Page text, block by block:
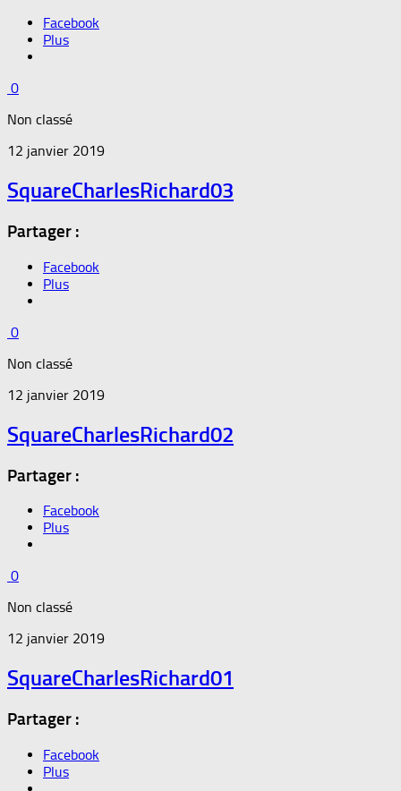
Facebook
Plus
0
Non classé
12 janvier 2019
SquareCharlesRichard03
Partager :
Facebook
Plus
0
Non classé
12 janvier 2019
SquareCharlesRichard02
Partager :
Facebook
Plus
0
Non classé
12 janvier 2019
SquareCharlesRichard01
Partager :
Facebook
Plus